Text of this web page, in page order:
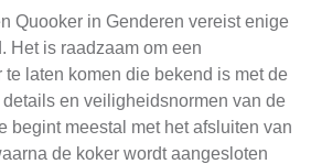
Quooker in Genderen vereist enige
Het is raadzaam om een
laten komen die bekend is met de
en veiligheidsnormen van de
begint meestal met het afsluiten van
de koker wordt aangesloten